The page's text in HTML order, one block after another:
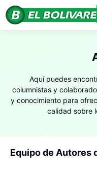
Aquí puedes
columnistas y
y conocimiento para
calidad sobre
Equipo de Autores